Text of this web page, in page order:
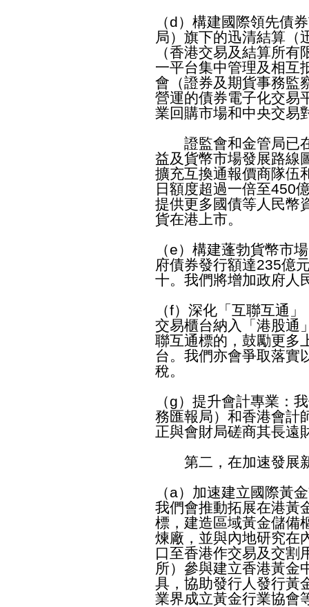
（d）構建國際領先債
局）旗下的迅清結算（
（香港交易及結算所
一平台集中管理及相互
會（證券及期貨事務監
營運的債券電子化交易
業回購市場和中央交易
證監會和金管局已在
益及貨幣市場發展路線
擴充互換通報價商隊伍
日額度超過一倍至450
提供更多國債等人民幣
貨在港上市。
（e）構建蓬勃貨幣市
府債券發行額達235億
十。我們將增加政府人
（f）深化「互聯互通
交易櫃台納入「港股通
聯互通標的，鼓勵更多
台。我們亦會爭取落實
稅。
（g）提升會計專業：
務匯報局）和香港會計
正與會財局磋商其長遠
第二，在加速發展新
（a）加速建立國際黃
我們會推動拓展在港黃
標，建造區域黃金儲備
煉廠，並與內地研究在
口至香港作交易及交割
所）參與建立香港黃金
具，協助發行人發行黃
業界成立黃金行業協會